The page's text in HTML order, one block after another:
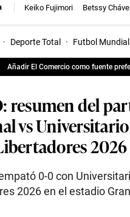
Keiko Fujimori Betssy
· Deporte Total · Futbol Mundial
Añadir El Comercio como fuente
resumen del
vs
2026
0-0 con
2026 en el estadio